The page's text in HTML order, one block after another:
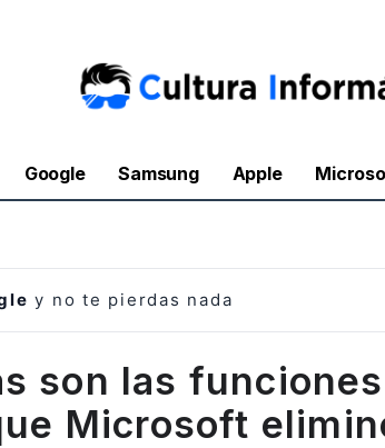
Google Samsung Apple
y no te pierdas nada
son las
Microsoft